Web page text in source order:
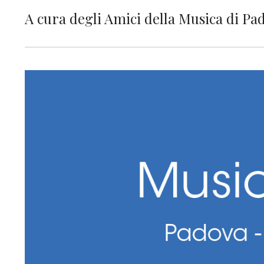
A cura degli Amici della Musica di